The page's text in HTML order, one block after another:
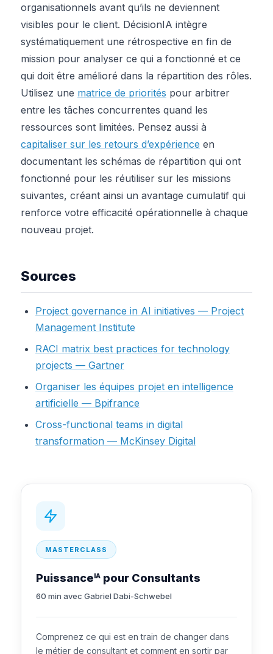
organisationnels avant qu’ils ne deviennent
visibles pour le client. DécisionIA intègre
systématiquement une rétrospective en fin de
mission pour analyser ce qui a fonctionné et ce
qui doit être amélioré dans la répartition des rôles.
Utilisez une matrice de priorités pour arbitrer
entre les tâches concurrentes quand les
ressources sont limitées. Pensez aussi à
capitaliser sur les retours d’expérience en
documentant les schémas de répartition qui ont
fonctionné pour les réutiliser sur les missions
suivantes, créant ainsi un avantage cumulatif qui
renforce votre efficacité opérationnelle à chaque
nouveau projet.
Sources
Project governance in AI initiatives — Project
Management Institute
RACI matrix best practices for technology
projects — Gartner
Organiser les équipes projet en intelligence
artificielle — Bpifrance
Cross-functional teams in digital
transformation — McKinsey Digital
MASTERCLASS
Puissance IA pour Consultants
60 min avec Gabriel Dabi-Schwebel
Comprenez ce qui est en train de changer dans
le métier de consultant et comment en sortir par